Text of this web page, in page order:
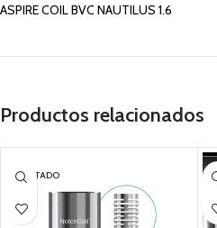
ASPIRE COIL BVC NAUTILUS 1.6
Productos relacionados
AGOTADO